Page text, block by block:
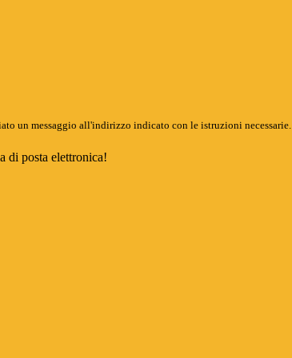
un messaggio all'indirizzo indicato con le istruzioni necessarie.
di posta elettronica!